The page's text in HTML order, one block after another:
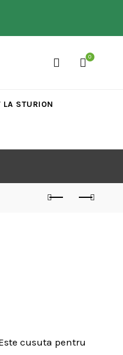
0
LA STURION
cusuta pentru